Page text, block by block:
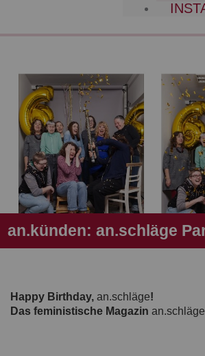
an.künden: an.schläge
Happy Birthday, an.schläge!
Das feministische Magazin an.schläge